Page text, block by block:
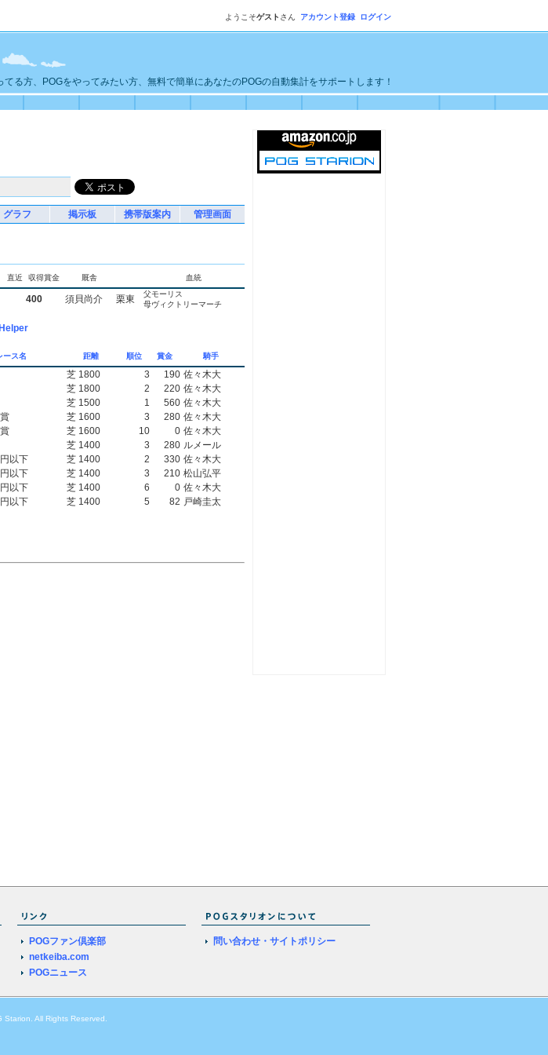
ようこそゲスト さん アカウント登録 ログイン
る方、POGをやってみたい方、無料で簡単にあなたのPOGの自動集計をサポートします！
グラフ 掲示板 携帯版案内
管理画面
直近 収得賞金 厩舎 血統
400 須貝尚介 栗東
父モーリス
母ヴィクトリーマーチ
ース名 距離 順位 賞金 騎手
芝 1800 3 190 佐々木大
芝 1800 2 220 佐々木大
芝 1500 1 560 佐々木大
芝 1600 3 280 佐々木大
芝 1600 10 0 佐々木大
芝 1400 3 280 ルメール
以下 芝 1400 2 330 佐々木大
以下 芝 1400 3 210 松山弘平
以下 芝 1400 6 0 佐々木大
以下 芝 1400 5 82 戸崎圭太
POGファン倶楽部
netkeiba.com
POGニュース
問い合わせ・サイトポリシー
Starion. All Rights Reserved.